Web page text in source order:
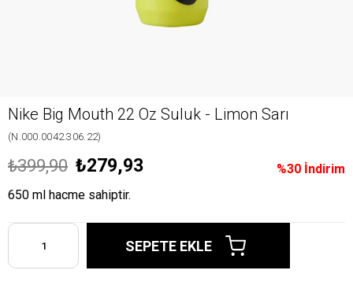
Nike Big Mouth 22 Oz Suluk - Limon Sarı
(N.000.0042.306.22)
%30 İndirim
₺399,90 ₺279,93
650 ml hacme sahiptir.